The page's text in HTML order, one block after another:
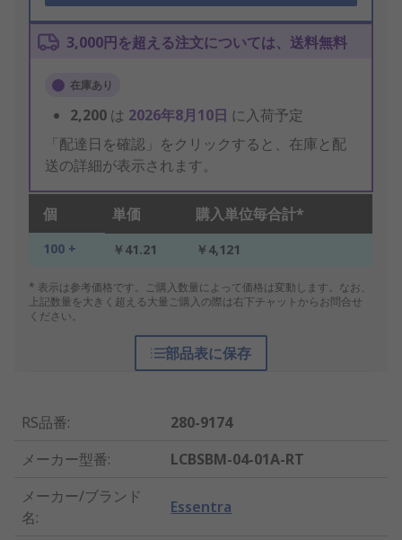
3,000円を超える注文については、送料無料
在庫あり
2,200 は 2026年8月10日 に入荷予定
「配達日を確認」をクリックすると、在庫と配
送の詳細が表示されます。
個 単価 購入単位毎合計*
100 + ￥41.21 ￥4,121
* 表示は参考価格です。ご購入数量によって価格は変動します。なお、
上記数量を大きく超える大量ご購入の際は右下チャットからお問合せ
ください。
部品表に保存
RS品番:
280-9174
メーカー型番:
LCBSBM-04-01A-RT
メーカー/ブランド
名:
Essentra